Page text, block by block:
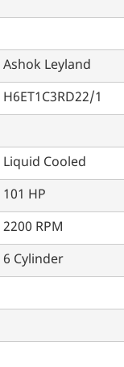
Ashok Leyland
H6ET1C3RD22/1
Liquid Cooled
101 HP
2200 RPM
6 Cylinder